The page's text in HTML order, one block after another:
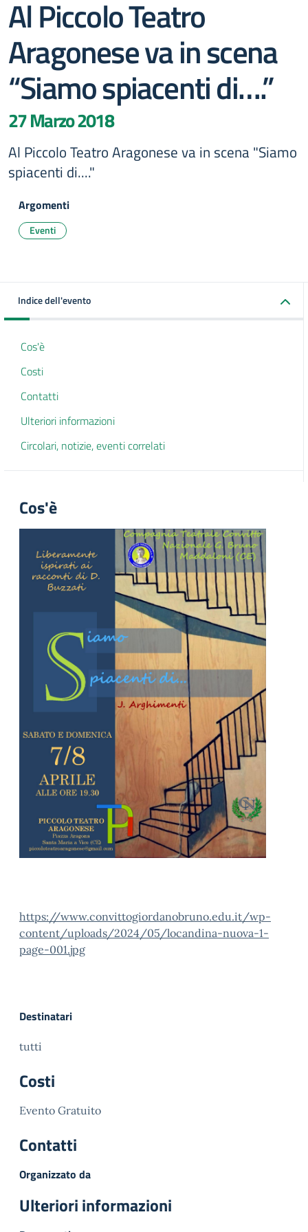
Al Piccolo Teatro
Aragonese va in scena
“Siamo spiacenti di….”
27 Marzo 2018
Al Piccolo Teatro Aragonese va in scena "Siamo
spiacenti di...."
Argomenti
Eventi
Indice dell'evento
Cos'è
Costi
Contatti
Ulteriori informazioni
Circolari, notizie, eventi correlati
Cos'è
https://www.convittogiordanobruno.edu.it/wp-
content/uploads/2024/05/locandina-nuova-1-
page-001.jpg
Destinatari
tutti
Costi
Evento Gratuito
Contatti
Organizzato da
Ulteriori informazioni